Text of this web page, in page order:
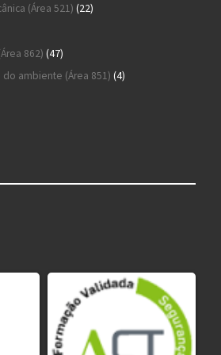
(Área 521) 2222 produtos
862) 4747 produtos
ambiente (Área 851) 44 produtos